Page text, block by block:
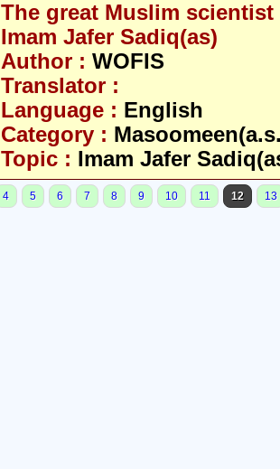
The great Muslim
Imam Jafer Sadiq(as)
Author : WOFIS
Translator :
Language : English
Category :
Topic : Imam Jafer
4 5 6 7 8 9 10 11 12 13